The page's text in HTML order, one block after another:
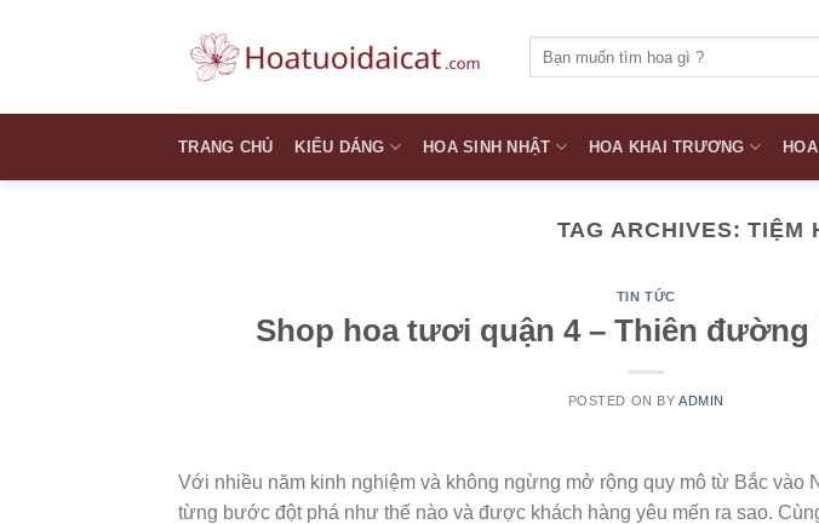
kiếm:
TRANG CHỦ KIỂU DÁNG HOA SINH NHẬT HOA KHAI TRƯƠNG
TAG ARCHIVES:TIỆM
TIN TỨC
Shop hoa tươi quận 4 – Thiên đường
POSTED ON BY ADMIN
Với nhiều năm kinh nghiệm và không ngừng mở rộng quy mô từ Bắc vào
từng bước đột phá như thế nào và được khách hàng yêu mến ra sao.